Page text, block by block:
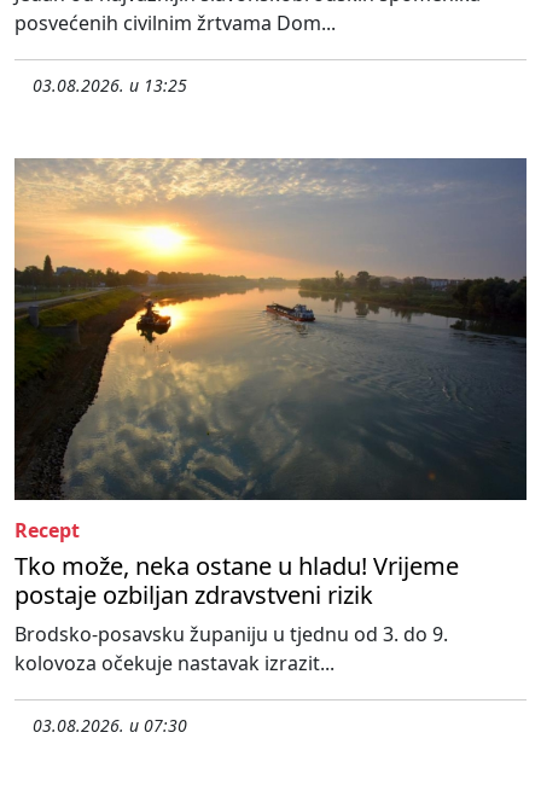
posvećenih civilnim žrtvama Dom...
03.08.2026. u 13:25
Recept
Tko može, neka ostane u hladu! Vrijeme
postaje ozbiljan zdravstveni rizik
Brodsko-posavsku županiju u tjednu od 3. do 9.
kolovoza očekuje nastavak izrazit...
03.08.2026. u 07:30